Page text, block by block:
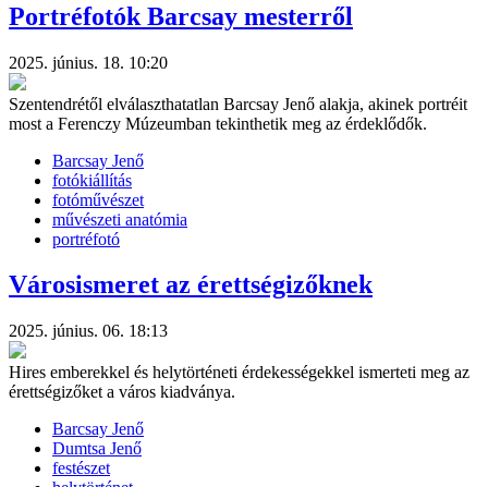
Portréfotók Barcsay mesterről
2025. június. 18. 10:20
Szentendrétől elválaszthatatlan Barcsay Jenő alakja, akinek portréit
most a Ferenczy Múzeumban tekinthetik meg az érdeklődők.
Barcsay Jenő
fotókiállítás
fotóművészet
művészeti anatómia
portréfotó
Városismeret az érettségizőknek
2025. június. 06. 18:13
Hires emberekkel és helytörténeti érdekességekkel ismerteti meg az
érettségizőket a város kiadványa.
Barcsay Jenő
Dumtsa Jenő
festészet